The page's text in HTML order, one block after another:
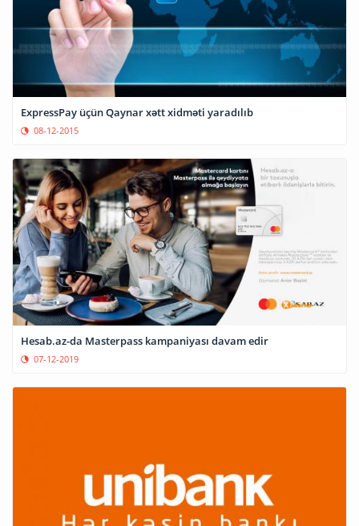
ExpressPay üçün Qaynar xətt xidməti yaradılıb
08-12-2015
Hesab.az-da Masterpass kampaniyası davam edir
07-12-2019